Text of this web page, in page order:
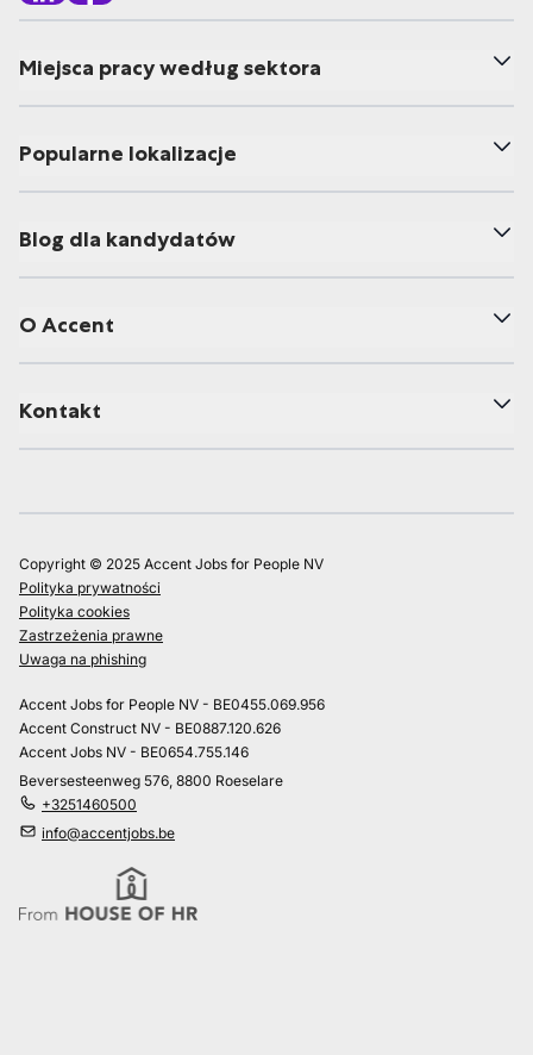
Miejsca pracy według sektora
Popularne lokalizacje
Blog dla kandydatów
O Accent
Kontakt
Copyright © 2025 Accent Jobs for People NV
Polityka prywatności
Polityka cookies
Zastrzeżenia prawne
Uwaga na phishing
Accent Jobs for People NV - BE0455.069.956
Accent Construct NV - BE0887.120.626
Accent Jobs NV - BE0654.755.146
Beversesteenweg 576, 8800 Roeselare
+3251460500
info@accentjobs.be